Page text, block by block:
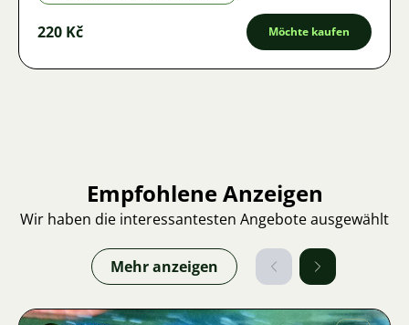
220 Kč Möchte kaufen
Empfohlene Anzeigen
Wir haben die interessantesten Angebote ausgewählt
Mehr anzeigen